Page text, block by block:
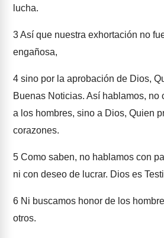
lucha.
3Así que nuestra exhortación no
engañosa,
4 sino por la aprobación de Dios,
Buenas Noticias. Así hablamos, no
a los hombres, sino a Dios, Quien
corazones.
5 Como saben, no hablamos con
ni con deseo de lucrar. Dios es
6 Ni buscamos honor de los
otros.